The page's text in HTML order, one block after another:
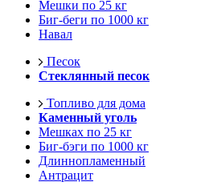
Мешки по 25 кг
Биг-беги по 1000 кг
Навал
Песок
Стеклянный песок
Топливо для дома
Каменный уголь
Мешках по 25 кг
Биг-бэги по 1000 кг
Длиннопламенный
Антрацит